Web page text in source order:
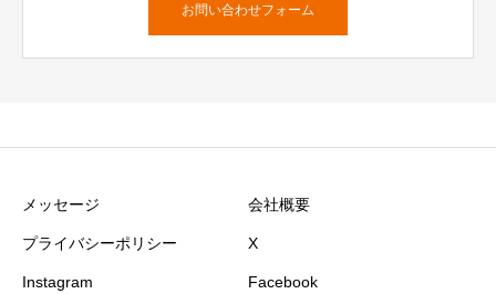
お問い合わせフォーム
メッセージ 会社概要
プライバシーポリシー X
Instagram Facebook